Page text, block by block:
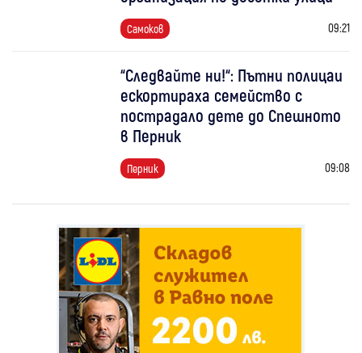
Самоков 09:21
“Следвайте ни!“: Пътни полицаи
ескортираха семейство с
пострадало дете до Спешното
в Перник
Перник 09:08